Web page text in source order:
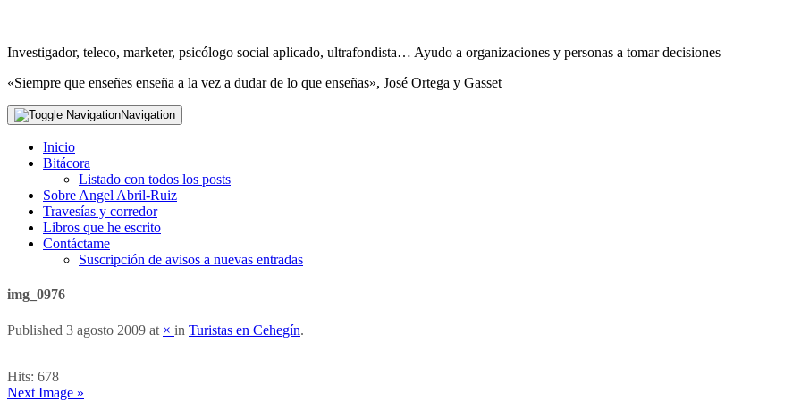
Investigador, teleco, marketer, psicólogo social aplicado, ultrafondista… Ayudo a organizaciones y personas a tomar decisiones
«Siempre que enseñes enseña a la vez a dudar de lo que enseñas», José Ortega y Gasset
Navigation
Inicio
Bitácora
Listado con todos los posts
Sobre Angel Abril-Ruiz
Travesías y corredor
Libros que he escrito
Contáctame
Suscripción de avisos a nuevas entradas
img_0976
Published 3 agosto 2009 at × in Turistas en Cehegín.
Hits: 678
Next Image »